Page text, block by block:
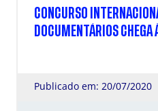
CONCURSO
DOCUMENTÁRIOS CHEGA
Publicado em: 20/07/2020